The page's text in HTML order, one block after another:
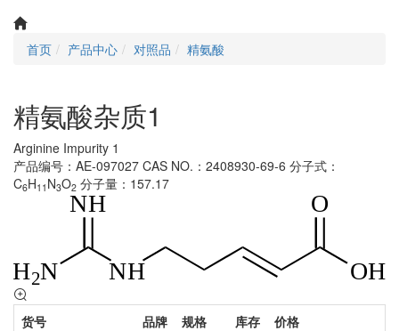
首页 产品中心 对照品 精氨酸
精氨酸杂质1
Arginine Impurity 1
产品编号：AE-097027 CAS NO.：2408930-69-6 分子式：
C6H11 N3O2 分子量：157.17
货号 品牌 规格 库存
价格